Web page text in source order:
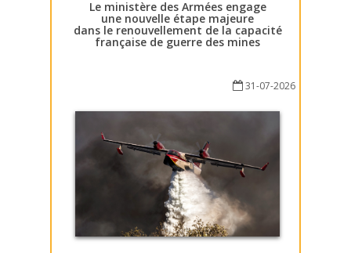
Le ministère des Armées engage
une nouvelle étape majeure
dans le renouvellement de la capacité
française de guerre des mines
31-07-2026